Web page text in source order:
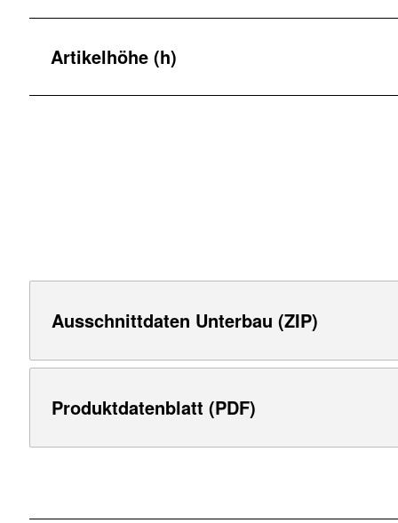
Artikelhöhe (h)
Ausschnittdaten Unterbau (ZIP)
Produktdatenblatt (PDF)